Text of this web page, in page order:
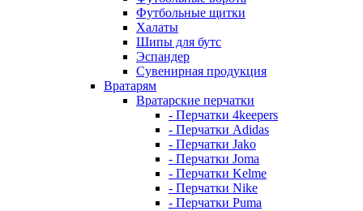
Футбольные щитки
Халаты
Шипы для бутс
Эспандер
Сувенирная продукция
Вратарям
Вратарские перчатки
- Перчатки 4keepers
- Перчатки Adidas
- Перчатки Jako
- Перчатки Joma
- Перчатки Kelme
- Перчатки Nike
- Перчатки Puma